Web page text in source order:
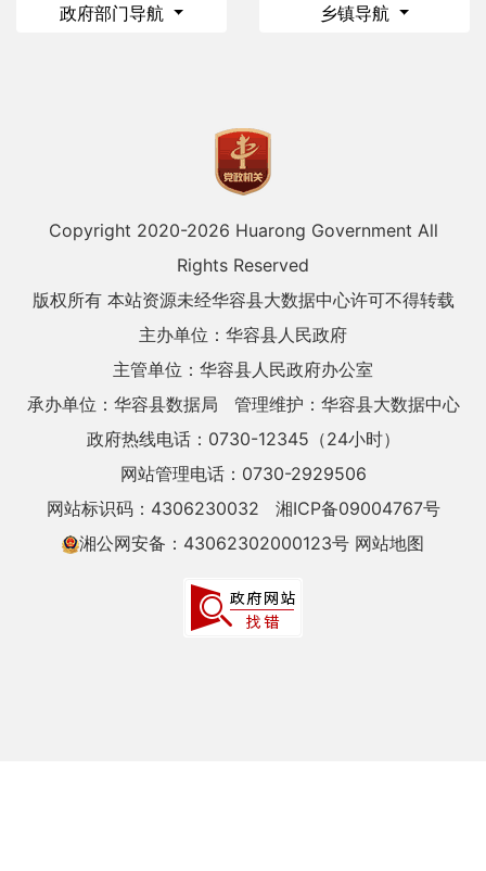
政府部门导航 乡镇导航
Copyright 2020-2026 Huarong Government All
Rights Reserved
版权所有 本站资源未经华容县大数据中心许可不得转载
主办单位：华容县人民政府
主管单位：华容县人民政府办公室
承办单位：华容县数据局
管理维护：华容县大数据中心
政府热线电话：0730-12345（24小时）
网站管理电话：0730-2929506
网站标识码：4306230032
湘ICP备09004767号
湘公网安备：43062302000123号 网站地图